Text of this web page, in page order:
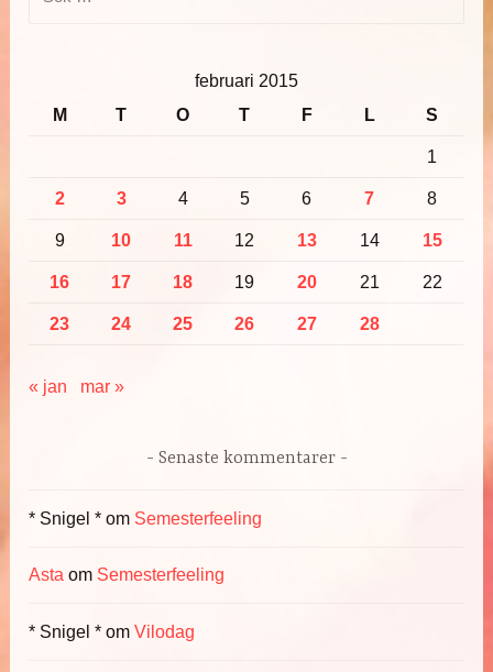
februari 2015
M
T O T F L S
1
2 3 4 5 6 7 8
9 10 11 12 13 14 15
16 17 18 19 20 21 22
23 24 25 26 27 28
« jan mar »
Senaste kommentarer
* Snigel * om Semesterfeeling
Asta om Semesterfeeling
* Snigel * omVilodag